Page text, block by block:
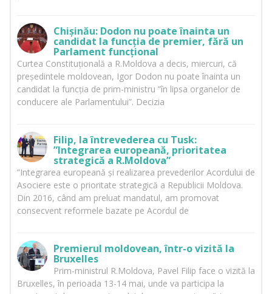
Chișinău: Dodon nu poate înainta un
candidat la funcția de premier, fără un
Parlament funcțional
Curtea Constituțională a R.Moldova a decis, miercuri, că
președintele moldovean, Igor Dodon nu poate înainta un
candidat la funcția de prim-ministru ”în lipsa organelor de
conducere ale Parlamentului”. Decizia
Filip, la întrevederea cu Tusk:
”Integrarea europeană, prioritatea
strategică a R.Moldova”
”Integrarea europeană și realizarea prevederilor Acordului de
Asociere este o prioritate strategică a Republicii Moldova.
Din 2016, când am preluat mandatul, am promovat
consecvent reformele bazate pe Acordul de
Premierul moldovean, într-o vizită la
Bruxelles
Prim-ministrul R.Moldova, Pavel Filip face o vizită la
Bruxelles, în perioada 13-14 mai, unde va participa la